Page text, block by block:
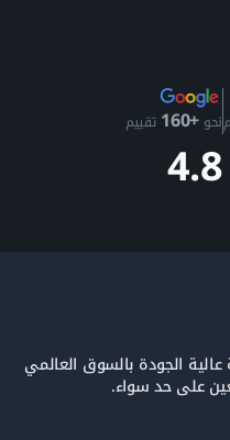
نحو +160 تقييم
4.8
الجودة بالسوق العالمي
على حد سواء.